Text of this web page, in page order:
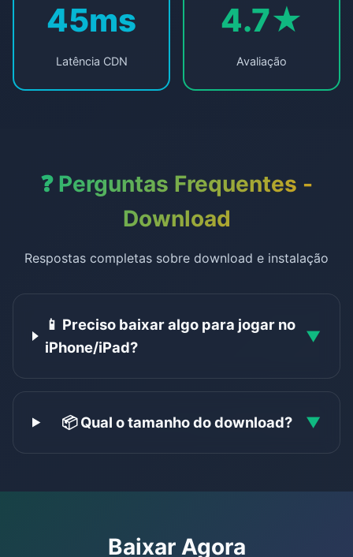
45ms
Latência CDN
4.7★
Avaliação
❓ Perguntas Frequentes -
Download
Respostas completas sobre download e instalação
📱 Preciso baixar algo para jogar no
iPhone/iPad?
▼
📦 Qual o tamanho do download? ▼
Baixar Agora